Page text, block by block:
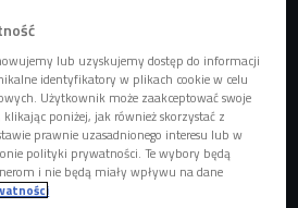
Foto: REUTERS/Denis Balibouse
się ceremonia otwarcia XXV
które odbywają się w
d'Ampezzo. Znicz olimpijski
lub uzyskujemy dostęp do informacji
identyfikatory w plikach cookie w celu
Użytkownik może zaakceptować swoje
poniżej, jak również skorzystać z
prawnie uzasadnionego interesu lub w
polityki prywatności. Te wybory będą
i nie będą miały wpływu na dane